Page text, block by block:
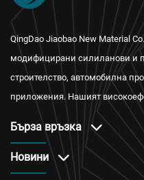
QingDao Jiaobao New Material
модифицирани силиланови и
строителство, автомобилна
приложения. Нашият
международни сертификати и
обслужване.
Бърза връзка
Новини